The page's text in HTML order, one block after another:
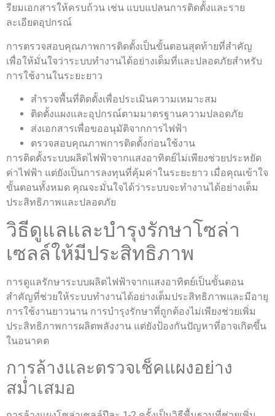
รียมเอกสารให้ครบถ้วน เช่น แบบแปลนการติดตั้งและราย
ละเอียดอุปกรณ์
การตรวจสอบคุณภาพการติดตั้งเป็นขั้นตอนสุดท้ายที่สำคัญ
เพื่อให้มั่นใจว่าระบบทำงานได้อย่างเต็มที่และปลอดภัยสำหรับ
การใช้งานในระยะยาว
สำรวจพื้นที่ติดตั้งเพื่อประเมินความเหมาะสม
ติดตั้งแผงและอุปกรณ์ตามมาตรฐานความปลอดภัย
ส่งเอกสารเพื่อขออนุมัติจากการไฟฟ้า
ตรวจสอบคุณภาพการติดตั้งก่อนใช้งาน
การติดตั้งระบบผลิตไฟฟ้าจากแสงอาทิตย์ไม่เพียงช่วยประหยัด
ค่าไฟฟ้า แต่ยังเป็นการลงทุนที่คุ้มค่าในระยะยาว เมื่อคุณเข้าใจ
ขั้นตอนทั้งหมด คุณจะมั่นใจได้ว่าระบบจะทำงานได้อย่างเต็ม
ประสิทธิภาพและปลอดภัย
วิธีดูแลและบำรุงรักษาโซล่า
เซลล์ให้มีประสิทธิภาพ
การดูแลรักษาระบบผลิตไฟฟ้าจากแสงอาทิตย์เป็นขั้นตอน
สำคัญที่ช่วยให้ระบบทำงานได้อย่างเต็มประสิทธิภาพและมีอายุ
การใช้งานยาวนาน การบำรุงรักษาที่ถูกต้องไม่เพียงช่วยเพิ่ม
ประสิทธิภาพการผลิตพลังงาน แต่ยังป้องกันปัญหาที่อาจเกิดขึ้น
ในอนาคต
การล้างและตรวจเช็คแผงอย่าง
สม่ำเสมอ